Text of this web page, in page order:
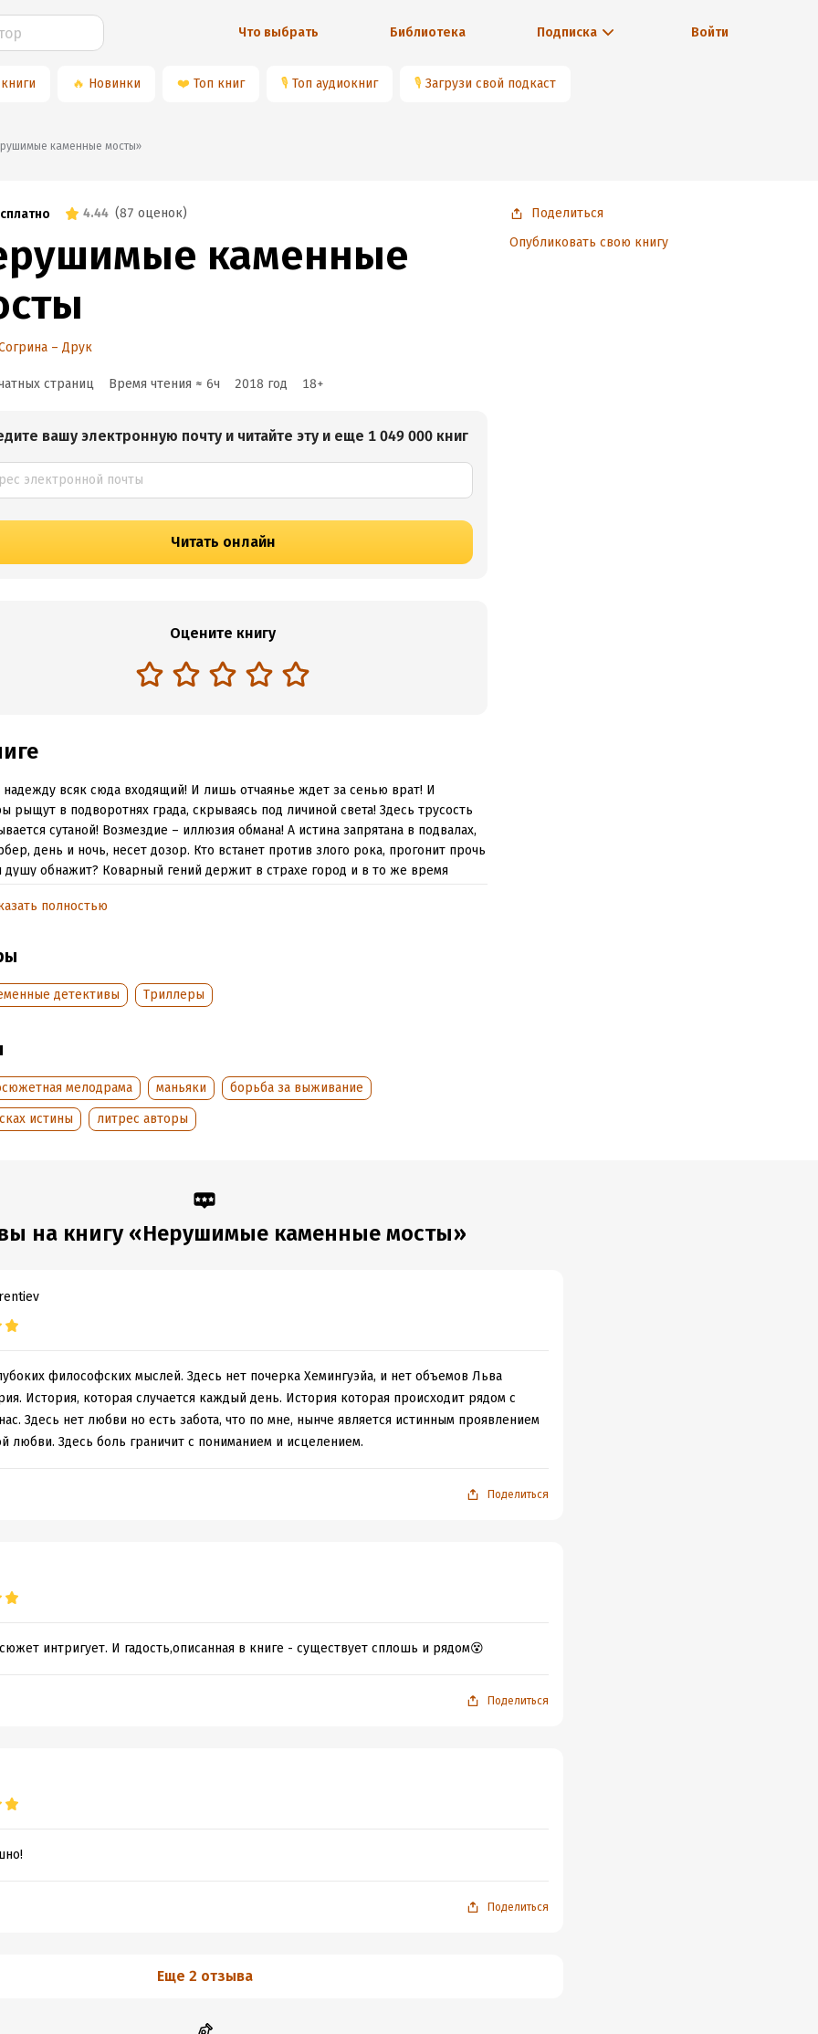
Что выбрать Библиотека Подписка Войти
🔥 Новинки ❤️ Топ книг 🎙 Топ аудиокниг 🎙 Загрузи свой подкаст
каменные мосты»
4.44 (87 оценок)
каменные
– Друк
страниц Время чтения ≈ 6ч 2018 год 18+
вашу электронную почту и читайте эту и еще 1 049 000 книг
Читать онлайн
Оцените книгу
надежду всяк сюда входящий! И лишь отчаянье ждет за сенью врат! И
рыщут в подворотнях града, скрываясь под личиной света! Здесь трусость
сутаной! Возмездие – иллюзия обмана! А истина запрятана в подвалах,
день и ночь, несет дозор. Кто встанет против злого рока, прогонит прочь
душу обнажит? Коварный гений держит в страхе город и в то же время
адвокат, что связывает их воедино? Какой секрет так страстно
отрывок
информация
2018
3 августа 2018
полностью
детективы Триллеры
мелодрама маньяки
борьба за выживание
истины
литрес авторы
Поделиться
Опубликовать свою книгу
на книгу «Нерушимые каменные мосты»
философских мыслей. Здесь нет почерка Хемингуэйа, и нет объемов Льва
История, которая случается каждый день. История которая происходит рядом с
Здесь нет любви но есть забота, что по мне, нынче является истинным проявлением
любви. Здесь боль граничит с пониманием и исцелением.
Поделиться
интригует. И гадость,описанная в книге - существует сплошь и рядом😵
Поделиться
Поделиться
Еще 2 отзыва